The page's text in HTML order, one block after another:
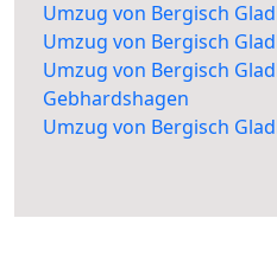
Umzug von Bergisch
Umzug von Bergisch
Umzug von Bergisch
Gebhardshagen
Umzug von Bergisch